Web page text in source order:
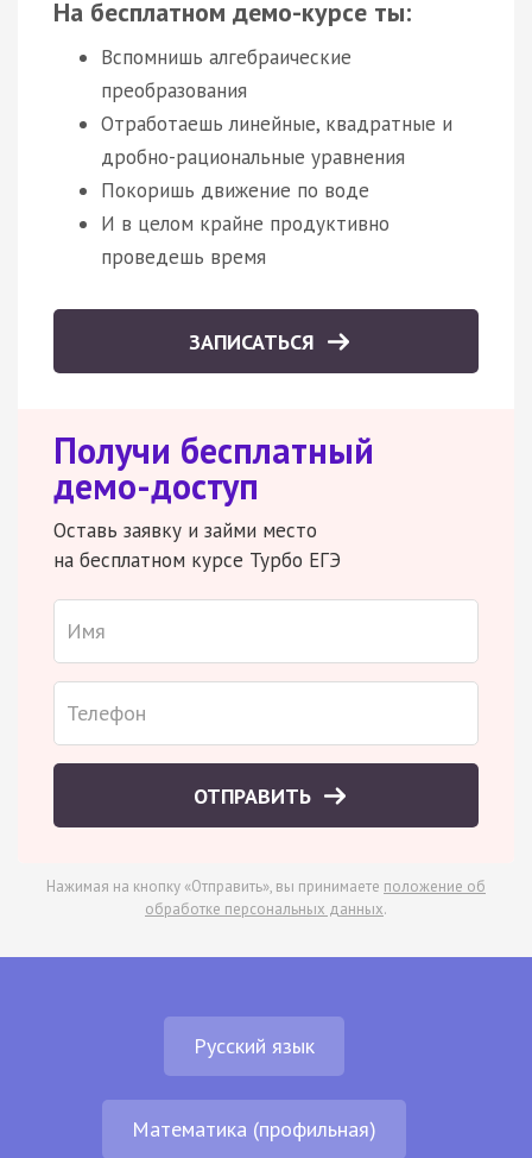
На бесплатном демо-курсе ты:
Вспомнишь алгебраические
преобразования
Отработаешь линейные, квадратные и
дробно-рациональные уравнения
Покоришь движение по воде
И в целом крайне продуктивно
проведешь время
ЗАПИСАТЬСЯ
Получи бесплатный
демо-доступ
Оставь заявку и займи место
на бесплатном курсе Турбо ЕГЭ
ОТПРАВИТЬ
Нажимая на кнопку «Отправить», вы принимаете положение об
обработке персональных данных.
Русский язык
Математика (профильная)